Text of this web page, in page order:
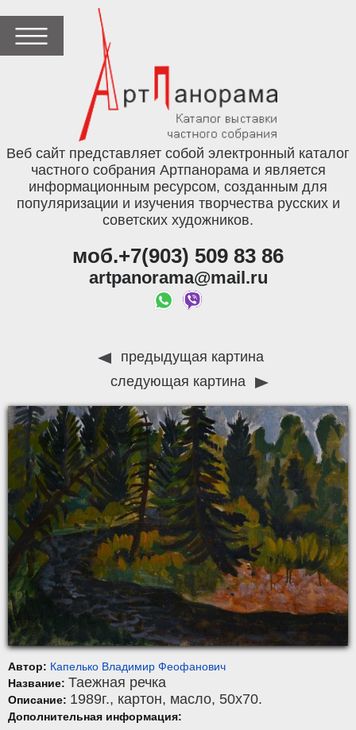
Веб сайт представляет собой электронный каталог
частного собрания Артпанорама и является
информационным ресурсом, созданным для
популяризации и изучения творчества русских и
советских художников.
моб.+7(903) 509 83 86
artpanorama@mail.ru
предыдущая картина
следующая картина
Автор: Капелько Владимир Феофанович
Название: Таежная речка
Описание: 1989г., картон, масло, 50x70.
Дополнительная информация: